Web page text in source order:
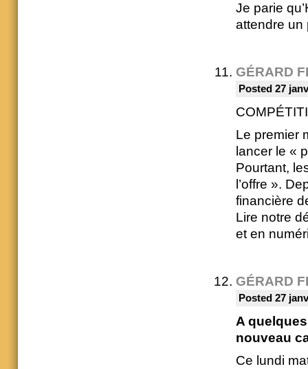
Je parie
attendre un
GÉRARD
Posted 27
Le premier
lancer le «
Pourtant,
l’offre ».
financière
Lire notre
et en
GÉRARD
Posted 27
A
nouveau
Ce lundi